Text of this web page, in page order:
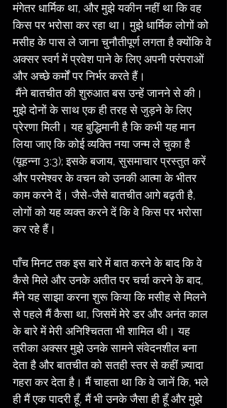
मंगेतर धार्मिक था, और मुझे यकीन नहीं था कि वह
किस पर भरोसा कर रहा था। मुझे धार्मिक लोगों को
मसीह के पास ले जाना चुनौतीपूर्ण लगता है क्योंकि वे
अक्सर स्वर्ग में प्रवेश पाने के लिए अपनी परंपराओं
और अच्छे कर्मों पर निर्भर करते हैं।
मैंने बातचीत की शुरुआत बस उन्हें जानने से की।
मुझे दोनों के साथ एक ही तरह से जुड़ने के लिए
प्रेरणा मिली। यह बुद्धिमानी है कि कभी यह मान
लिया जाए कि कोई व्यक्ति नया जन्म ले चुका है
(यूहन्ना 3:3); इसके बजाय, सुसमाचार प्रस्तुत करें
और परमेश्वर के वचन को उनकी आत्मा के भीतर
काम करने दें। जैसे-जैसे बातचीत आगे बढ़ती है,
लोगों को यह व्यक्त करने दें कि वे किस पर भरोसा
कर रहे हैं।
पाँच मिनट तक इस बारे में बात करने के बाद कि वे
कैसे मिले और उनके अतीत पर चर्चा करने के बाद,
मैंने यह साझा करना शुरू किया कि मसीह से मिलने
से पहले मैं कैसा था, जिसमें मेरे डर और अनंत काल
के बारे में मेरी अनिश्चितता भी शामिल थी। यह
तरीका अक्सर मुझे उनके सामने संवेदनशील बना
देता है और बातचीत को सतही स्तर से कहीं ज़्यादा
गहरा कर देता है। मैं चाहता था कि वे जानें कि, भले
ही मैं एक पादरी हूँ, मैं भी उनके जैसा ही हूँ और मुझे